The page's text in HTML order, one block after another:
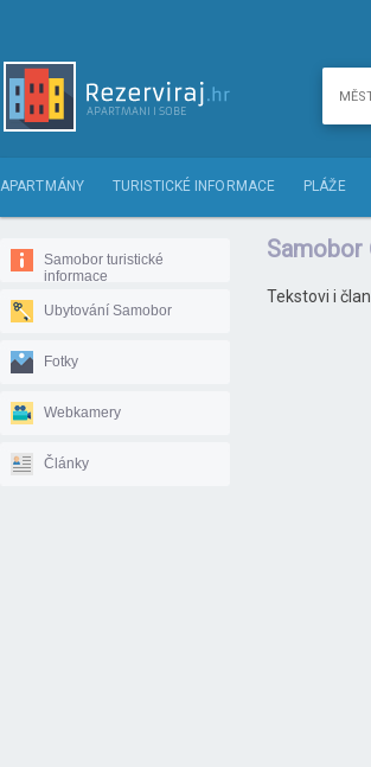
APARTMÁNY TURISTICKÉ INFORMACE PLÁŽE
Samobor turistické
informace
Ubytování Samobor
Fotky
Webkamery
Články
Samobor
Tekstovi i